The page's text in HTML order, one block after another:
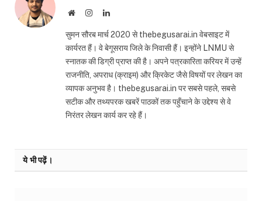
WebsiteInstagramLinkedIn
सुमन सौरब मार्च 2020 से thebegusarai.in वेबसाइट में
कार्यरत हैं। वे बेगूसराय जिले के निवासी हैं। इन्होंने LNMU से
स्नातक की डिग्री प्राप्त की है। अपने पत्रकारिता करियर में उन्हें
राजनीति, अपराध (क्राइम) और क्रिकेट जैसे विषयों पर लेखन का
व्यापक अनुभव है। thebegusarai.in पर सबसे पहले, सबसे
सटीक और तथ्यपरक खबरें पाठकों तक पहुँचाने के उद्देश्य से वे
निरंतर लेखन कार्य कर रहे हैं।
ये भी पढ़ें।